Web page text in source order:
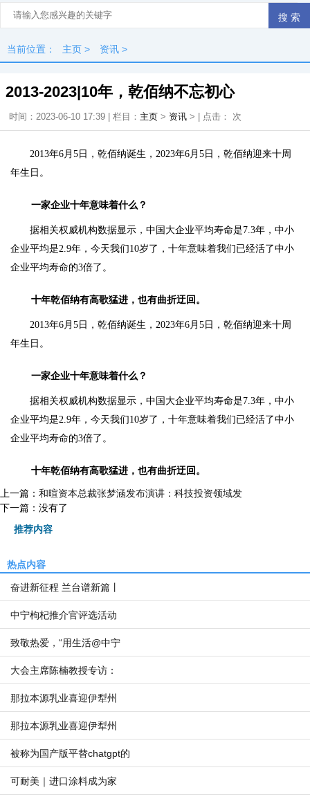
当前位置： 主页 > 资讯 >
2013-2023|10年，乾佰纳不忘初心
时间：2023-06-10 17:39 | 栏目： 主页 > 资讯 > | 点击： 次
2013年6月5日，乾佰纳诞生，2023年6月5日，乾佰纳迎来十周
年生日。
一家企业十年意味着什么？
据相关权威机构数据显示，中国大企业平均寿命是7.3年，中小
企业平均是2.9年，今天我们10岁了，十年意味着我们已经活了中小
企业平均寿命的3倍了。
十年乾佰纳有高歌猛进，也有曲折迂回。
2013年6月5日，乾佰纳诞生，2023年6月5日，乾佰纳迎来十周
年生日。
一家企业十年意味着什么？
据相关权威机构数据显示，中国大企业平均寿命是7.3年，中小
企业平均是2.9年，今天我们10岁了，十年意味着我们已经活了中小
企业平均寿命的3倍了。
十年乾佰纳有高歌猛进，也有曲折迂回。
上一篇： 和暄资本总裁张梦涵发布演讲：科技投资领域发
下一篇：没有了
推荐内容
热点内容
奋进新征程 兰台谱新篇丨
中宁枸杞推介官评选活动
致敬热爱，“用生活@中宁
大会主席陈楠教授专访：
那拉本源乳业喜迎伊犁州
那拉本源乳业喜迎伊犁州
被称为国产版平替chatgpt的
可耐美｜进口涂料成为家